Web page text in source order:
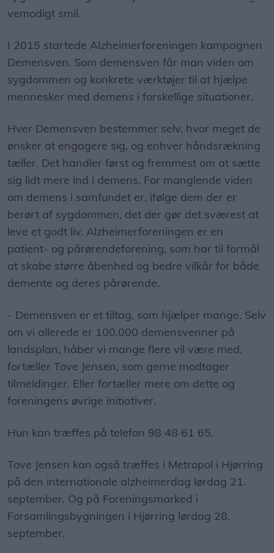
vemodigt smil.
I 2015 startede Alzheimerforeningen kampagnen
Demensven. Som demensven får man viden om
sygdommen og konkrete værktøjer til at hjælpe
mennesker med demens i forskellige situationer.
Hver Demensven bestemmer selv, hvor meget de
ønsker at engagere sig, og enhver håndsrækning
tæller. Det handler først og fremmest om at sætte
sig lidt mere ind i demens. For manglende viden
om demens i samfundet er, ifølge dem der er
berørt af sygdommen, det der gør det sværest at
leve et godt liv. Alzheimerforeningen er en
patient- og pårørendeforening, som har til formål
at skabe større åbenhed og bedre vilkår for både
demente og deres pårørende.
- Demensven er et tiltag, som hjælper mange. Selv
om vi allerede er 100.000 demensvenner på
landsplan, håber vi mange flere vil være med,
fortæller Tove Jensen, som gerne modtager
tilmeldinger. Eller fortæller mere om dette og
foreningens øvrige initiativer.
Hun kan træffes på telefon 98 48 61 65.
Tove Jensen kan også træffes i Metropol i Hjørring
på den internationale alzheimerdag lørdag 21.
september. Og på Foreningsmarked i
Forsamlingsbygningen i Hjørring lørdag 28.
september.